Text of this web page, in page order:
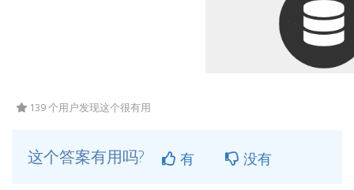
139 个用户发现这个很有用
这个答案有用吗? 有 没有